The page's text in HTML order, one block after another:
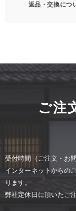
返品・交換につ
ご注
受付時間（ご注⽂・お
インターネットからの
ります。
弊社定休⽇に頂いたご